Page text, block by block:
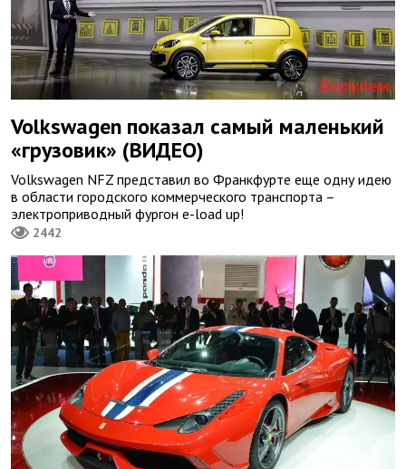
Volkswagen показал самый маленький
«грузовик» (ВИДЕО)
Volkswagen NFZ представил во Франкфурте еще одну идею
в области городского коммерческого транспорта –
электроприводный фургон e-load up!
2442